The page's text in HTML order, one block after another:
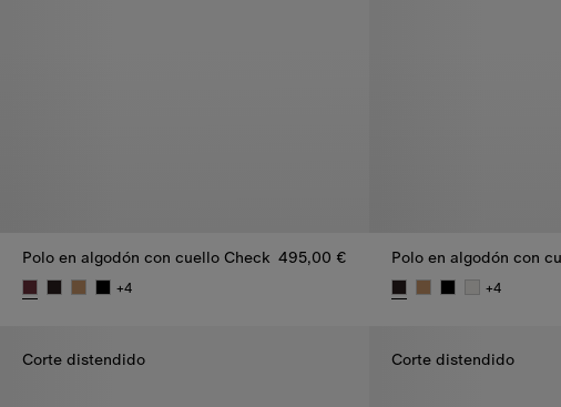
Polo en algodón con cuello Check 495,00 €
+4
Polo en algodón con
+4
Corte distendido Corte distendido